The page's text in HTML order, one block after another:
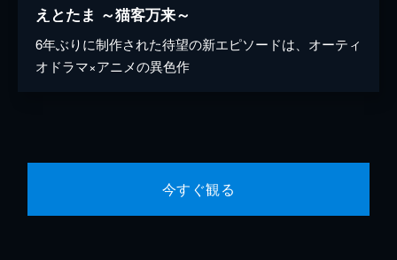
えとたま ～猫客万来～
6年ぶりに制作された待望の新エピソードは、オーティ
オドラマ×アニメの異色作
今すぐ観る